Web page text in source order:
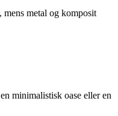
metal og komposit
minimalistisk oase eller en